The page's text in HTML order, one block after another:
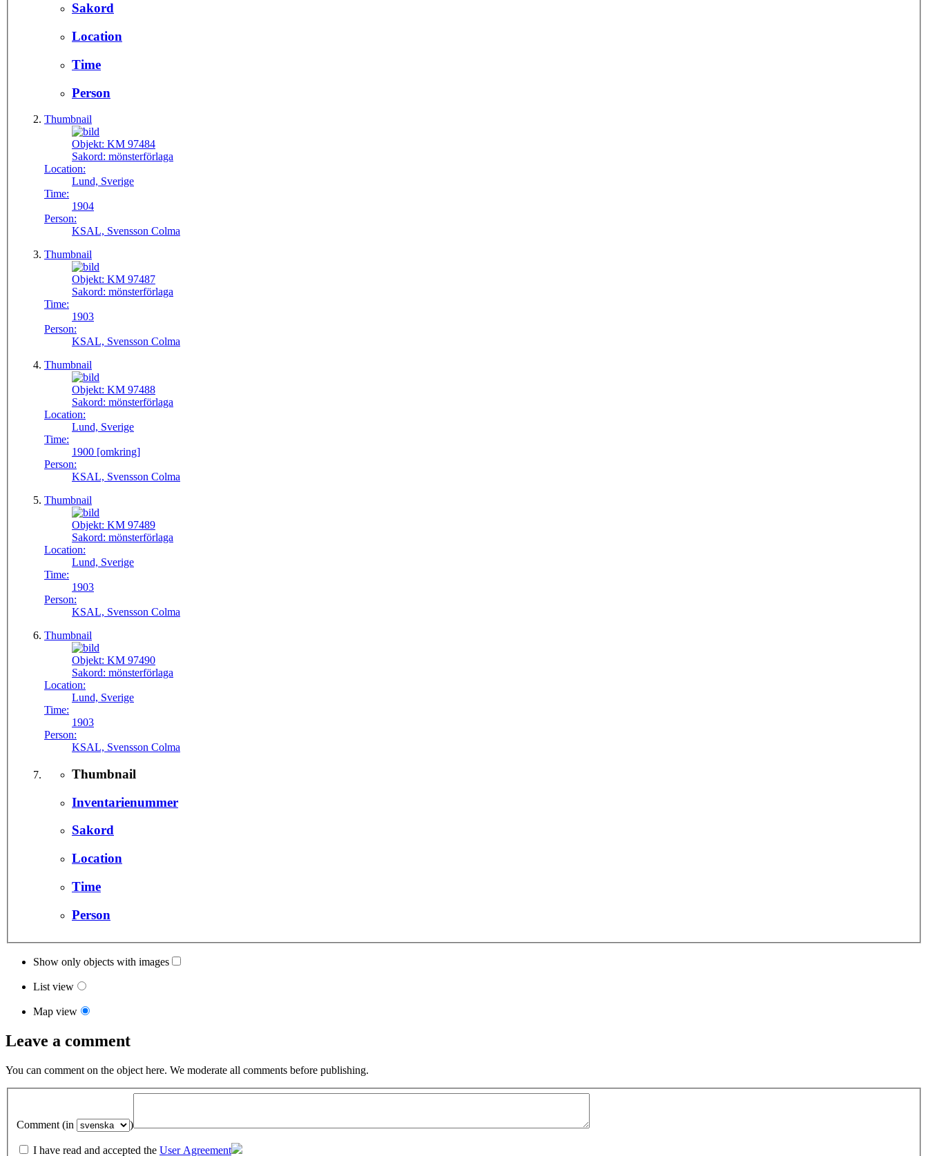
Sakord
Location
Time
Person
Thumbnail
Objekt: KM 97484
Sakord: mönsterförlaga
Location:
Lund, Sverige
Time:
1904
Person:
KSAL, Svensson Colma
Thumbnail
Objekt: KM 97487
Sakord: mönsterförlaga
Time:
1903
Person:
KSAL, Svensson Colma
Thumbnail
Objekt: KM 97488
Sakord: mönsterförlaga
Location:
Lund, Sverige
Time:
1900 [omkring]
Person:
KSAL, Svensson Colma
Thumbnail
Objekt: KM 97489
Sakord: mönsterförlaga
Location:
Lund, Sverige
Time:
1903
Person:
KSAL, Svensson Colma
Thumbnail
Objekt: KM 97490
Sakord: mönsterförlaga
Location:
Lund, Sverige
Time:
1903
Person:
KSAL, Svensson Colma
Thumbnail
Inventarienummer
Sakord
Location
Time
Person
Show only objects with images
List view
Map view
Leave a comment
You can comment on the object here. We moderate all comments before publishing.
Comment (in )
I have read and accepted the User Agreement